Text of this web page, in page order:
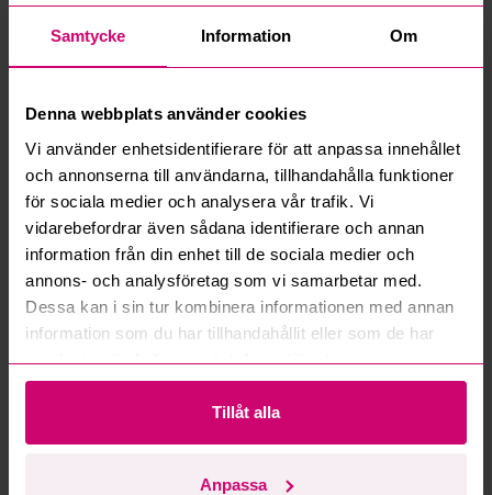
Samtycke Information Om
Denna webbplats använder cookies
Vi använder enhetsidentifierare för att anpassa innehållet
och annonserna till användarna, tillhandahålla funktioner
för sociala medier och analysera vår trafik. Vi
vidarebefordrar även sådana identifierare och annan
information från din enhet till de sociala medier och
annons- och analysföretag som vi samarbetar med.
Dessa kan i sin tur kombinera informationen med annan
information som du har tillhandahållit eller som de har
samlat in när du har använt deras tjänster.
Tillåt alla
Anpassa
Mer från samma kategori
Taklampa orange/vit
Runt bord i marmor inkl. 4